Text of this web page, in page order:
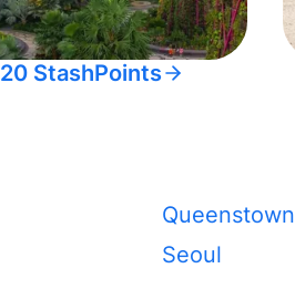
20 StashPoints
Queenstown
Seoul